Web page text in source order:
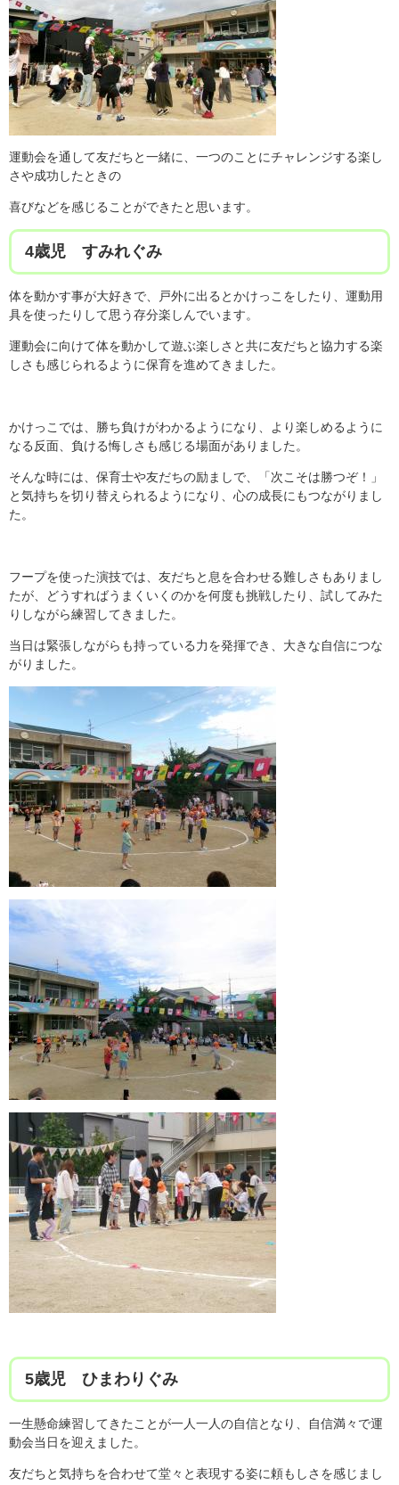
運動会を通して友だちと一緒に、一つのことにチャレンジする楽し
さや成功したときの
喜びなどを感じることができたと思います。
4歳児 すみれぐみ
体を動かす事が大好きで、戸外に出るとかけっこをしたり、運動用
具を使ったりして思う存分楽しんでいます。
運動会に向けて体を動かして遊ぶ楽しさと共に友だちと協力する楽
しさも感じられるように保育を進めてきました。
かけっこでは、勝ち負けがわかるようになり、より楽しめるように
なる反面、負ける悔しさも感じる場面がありました。
そんな時には、保育士や友だちの励ましで、「次こそは勝つぞ！」
と気持ちを切り替えられるようになり、心の成長にもつながりまし
た。
フープを使った演技では、友だちと息を合わせる難しさもありまし
たが、どうすればうまくいくのかを何度も挑戦したり、試してみた
りしながら練習してきました。
当日は緊張しながらも持っている力を発揮でき、大きな自信につな
がりました。
5歳児 ひまわりぐみ
一生懸命練習してきたことが一人一人の自信となり、自信満々で運
動会当日を迎えました。
友だちと気持ちを合わせて堂々と表現する姿に頼もしさを感じまし